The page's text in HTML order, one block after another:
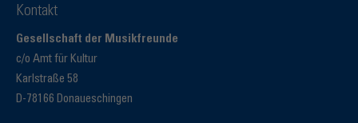
Kontakt
Gesellschaft der Musikfreunde
c/o Amt für Kultur
Karlstraße 58
D-78166 Donaueschingen